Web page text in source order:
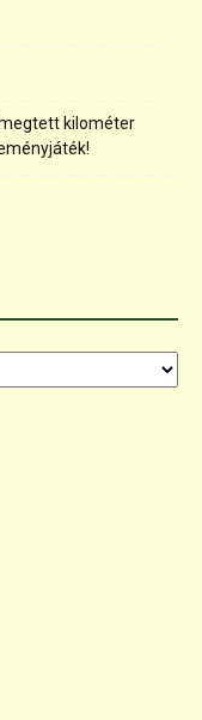
kilométer